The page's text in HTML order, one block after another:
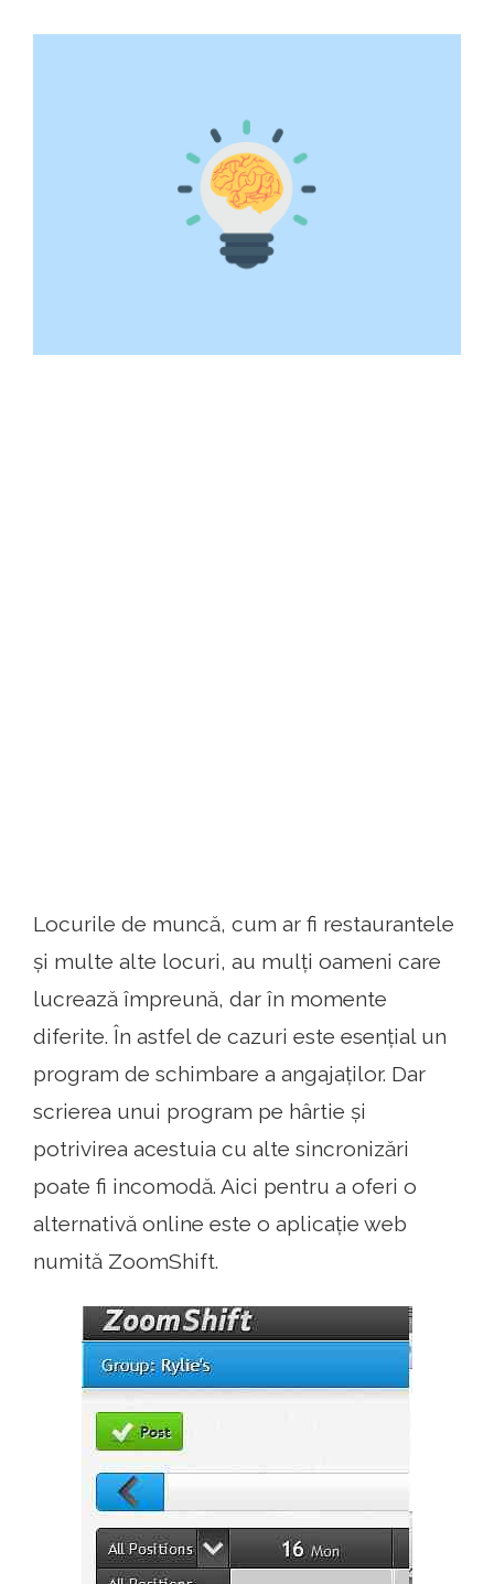
Locurile de muncă, cum ar fi restaurantele
și multe alte locuri, au mulți oameni care
lucrează împreună, dar în momente
diferite. În astfel de cazuri este esențial un
program de schimbare a angajaților. Dar
scrierea unui program pe hârtie și
potrivirea acestuia cu alte sincronizări
poate fi incomodă. Aici pentru a oferi o
alternativă online este o aplicație web
numită ZoomShift.